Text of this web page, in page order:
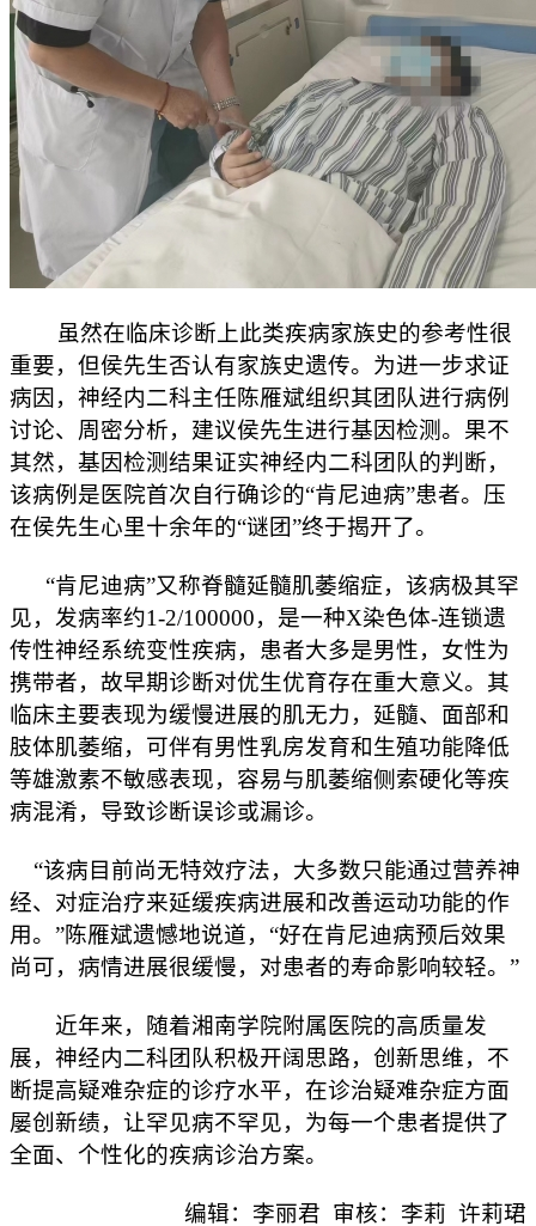
虽然在临床诊断上此类疾病家族史的参考性很
重要，但侯先生否认有家族史遗传。为进一步求证
病因，神经内二科主任陈雁斌组织其团队进行病例
讨论、周密分析，建议侯先生进行基因检测。果不
其然，基因检测结果证实神经内二科团队的判断，
该病例是医院首次自行确诊的“肯尼迪病”患者。压
在侯先生心里十余年的“谜团”终于揭开了。
“肯尼迪病”又称脊髓延髓肌萎缩症，该病极其罕
见，发病率约1-2/100000，是一种X染色体-连锁遗
传性神经系统变性疾病，患者大多是男性，女性为
携带者，故早期诊断对优生优育存在重大意义。其
临床主要表现为缓慢进展的肌无力，延髓、面部和
肢体肌萎缩，可伴有男性乳房发育和生殖功能降低
等雄激素不敏感表现，容易与肌萎缩侧索硬化等疾
病混淆，导致诊断误诊或漏诊。
“该病目前尚无特效疗法，大多数只能通过营养神
经、对症治疗来延缓疾病进展和改善运动功能的作
用。”陈雁斌遗憾地说道，“好在肯尼迪病预后效果
尚可，病情进展很缓慢，对患者的寿命影响较轻。”
近年来，随着湘南学院附属医院的高质量发
展，神经内二科团队积极开阔思路，创新思维，不
断提高疑难杂症的诊疗水平，在诊治疑难杂症方面
屡创新绩，让罕见病不罕见，为每一个患者提供了
全面、个性化的疾病诊治方案。
编辑：李丽君 审核：李莉 许莉珺